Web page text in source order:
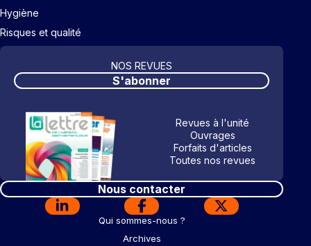
Hygiène
Risques et qualité
NOS REVUES
S'abonner
Revues à l'unité
Ouvrages
Forfaits d'articles
Toutes nos revues
Nous contacter
Qui sommes-nous ?
Archives